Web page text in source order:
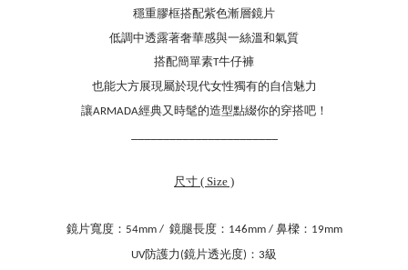
穩重膠框搭配紫色漸層鏡片
低調中透露著奢華感與一絲溫和氣質
搭配簡單素T牛仔褲
也能大方展現屬於現代女性獨有的自信魅力
讓ARMADA經典又時髦的造型點綴你的穿搭吧！
尺寸 ( Size )
鏡片寬度： 54mm / 鏡腿長度： 146mm / 鼻樑： 19mm
UV防護力 (鏡片透光度) ： 3級